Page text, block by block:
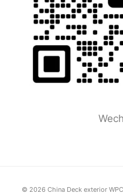
© 2026 China Deck exterior